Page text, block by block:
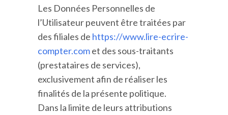
Les Données Personnelles de
l’Utilisateur peuvent être traitées par
des filiales de https://www.lire-ecrire-
compter.comet des sous-traitants
(prestataires de services),
exclusivement afin de réaliser les
finalités de la présente politique.
Dans la limite de leurs attributions